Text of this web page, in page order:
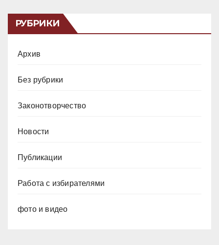
РУБРИКИ
Архив
Без рубрики
Законотворчество
Новости
Публикации
Работа с избирателями
фото и видео